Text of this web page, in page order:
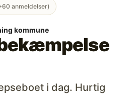
anmeldelser)
kommune
i dag. Hurtig